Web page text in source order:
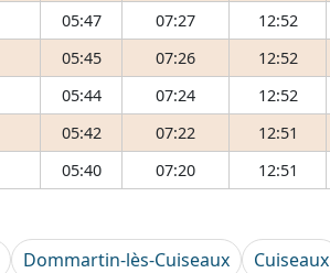
05:47 07:27 12:52
05:45 07:26 12:52
05:44 07:24 12:52
05:42 07:22 12:51
05:40 07:20 12:51
Dommartin-lès-Cuiseaux Cuiseaux